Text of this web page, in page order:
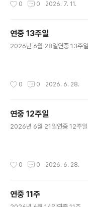
0 0 2026. 7. 11.
연중 13주일
2026년 6월 28일연중 13주일
0 0 2026. 6. 28.
연중 12주일
2026년 6월 21일연중 12주일
0 0 2026. 6. 28.
연중 11주